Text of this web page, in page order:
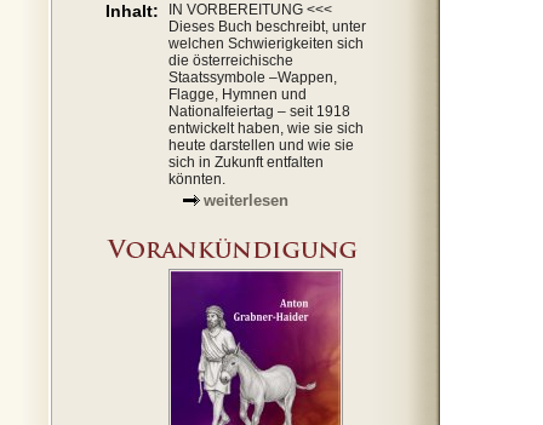
Inhalt:
IN VORBEREITUNG <<<
Dieses Buch beschreibt, unter
welchen Schwierigkeiten sich
die österreichische
Staatssymbole –Wappen,
Flagge, Hymnen und
Nationalfeiertag – seit 1918
entwickelt haben, wie sie sich
heute darstellen und wie sie
sich in Zukunft entfalten
könnten.
weiterlesen